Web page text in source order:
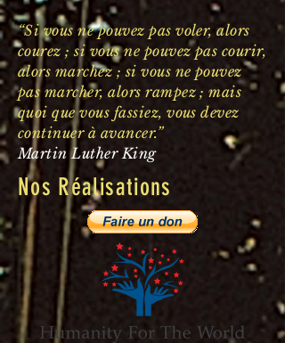
“Si vous ne pouvez pas voler, alors
courez ; si vous ne pouvez pas courir,
alors marchez ; si vous ne pouvez
pas marcher, alors rampez ; mais
quoi que vous fassiez, vous devez
continuer à avancer.”
Martin Luther King
Nos Réalisations